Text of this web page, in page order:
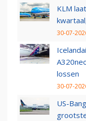
KLM
30-07-
lossen
30-07-
US-